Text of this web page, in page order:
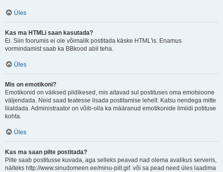
Üles
Kas ma HTMLi saan kasutada?
Ei. Siin foorumis ei ole võimalik postitada käske HTML'is. Enamus
vormindamist saab ka BBkood abil teha.
Üles
Mis on emotikoni?
Emotikonid on väiksed pildikesed, mis aitavad sul postituses oma emotsioone
väljendada. Neid saad teatesse lisada postitamise lehelt. Katsu nendega mitte
liialdada. Administraator on võib-olla ka määranud emotikonide limiidi potituse
kohta.
Üles
Kas ma saan pilte postitada?
Pilte saab postitusse kuvada, aga selleks peavad nad olema avalikus serveris,
näiteks http://www.sinudomeen.ee/minu-pilt.gif. või sa pead need üles laadima